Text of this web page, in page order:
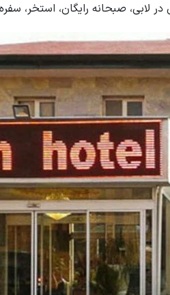
لابی، صبحانه رایگان، استخر،